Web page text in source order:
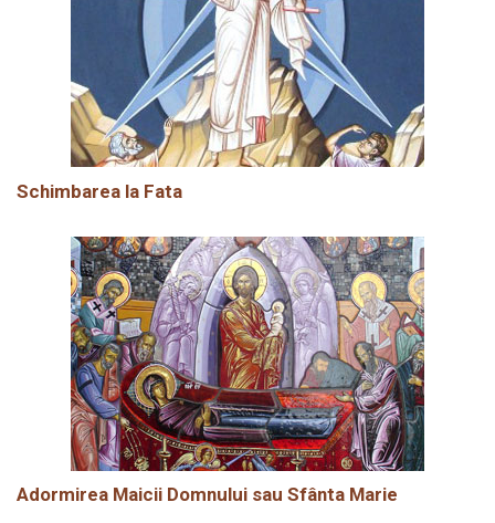
Schimbarea la Fata
Adormirea Maicii Domnului sau Sfânta Marie